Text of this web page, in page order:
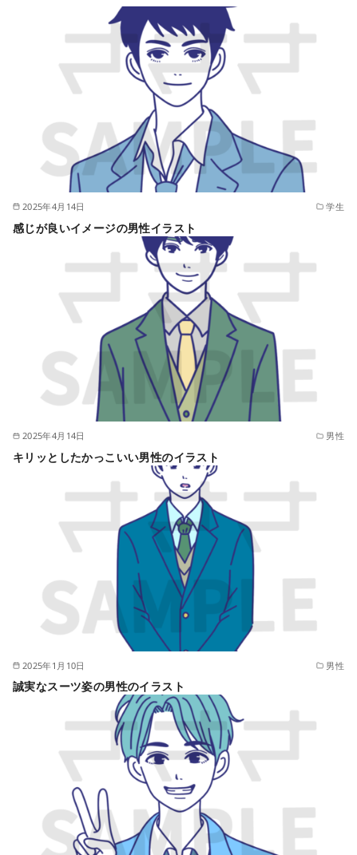
2025年4月14日 学生
感じが良いイメージの男性イラスト
2025年4月14日 男性
キリッとしたかっこいい男性のイラスト
2025年1月10日 男性
誠実なスーツ姿の男性のイラスト